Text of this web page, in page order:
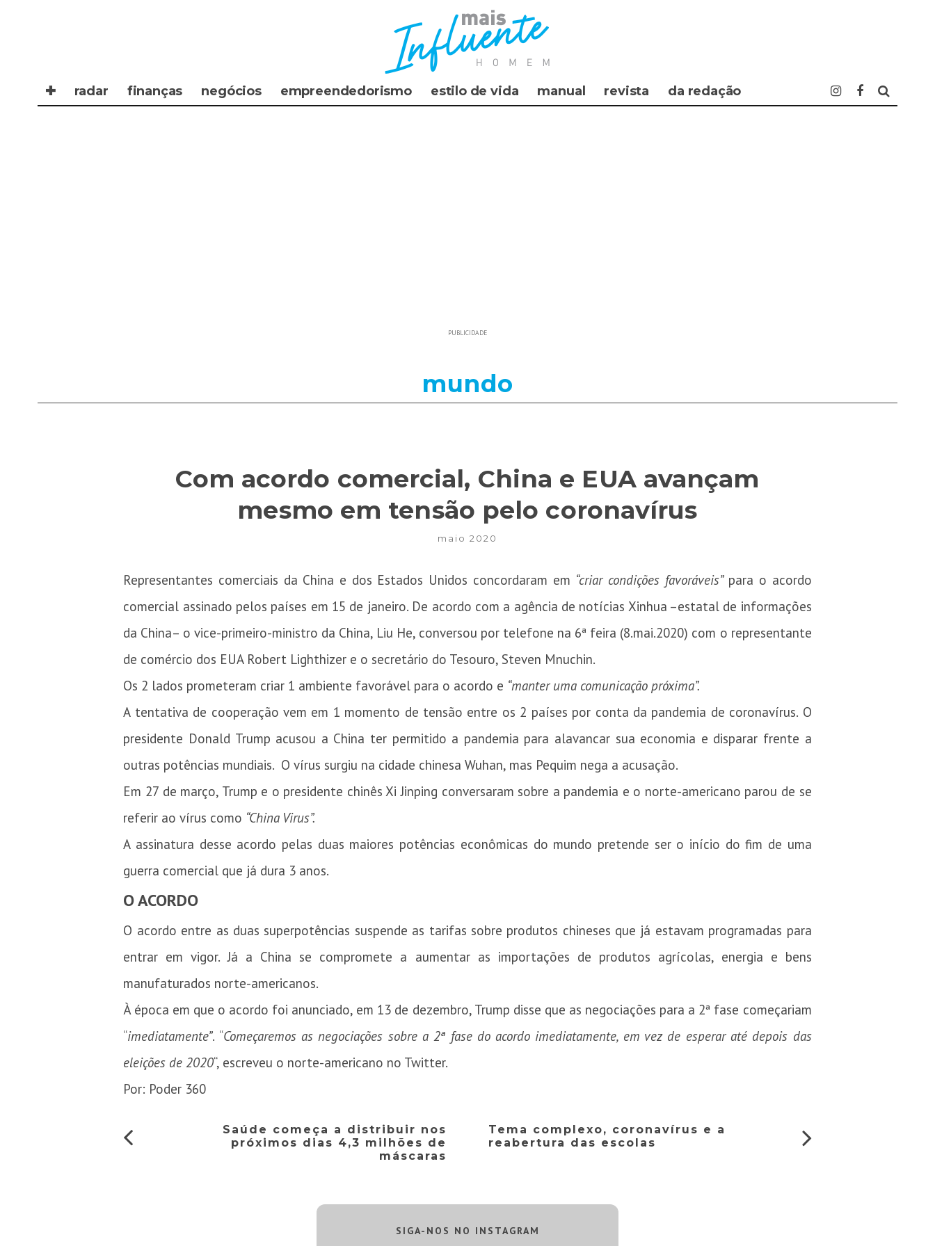
✚ radar finanças negócios empreendedorismo estilo de vida manual revista da redação
PUBLICIDADE
mundo
Com acordo comercial, China e EUA avançam
mesmo em tensão pelo coronavírus
maio 2020
Representantes comerciais da China e dos Estados Unidos concordaram em “criar condições favoráveis”para o acordo
comercial assinado pelos países em 15 de janeiro. De acordo com a agência de notícias Xinhua –estatal de informações
da China– o vice-primeiro-ministro da China, Liu He, conversou por telefone na 6ª feira (8.mai.2020) com o representante
de comércio dos EUA Robert Lighthizer e o secretário do Tesouro, Steven Mnuchin.
Os 2 lados prometeram criar 1 ambiente favorável para o acordo e “manter uma comunicação próxima”.
A tentativa de cooperação vem em 1 momento de tensão entre os 2 países por conta da pandemia de coronavírus. O
presidente Donald Trump acusou a China ter permitido a pandemia para alavancar sua economia e disparar frente a
outras potências mundiais. O vírus surgiu na cidade chinesa Wuhan, mas Pequim nega a acusação.
Em 27 de março, Trump e o presidente chinês Xi Jinping conversaram sobre a pandemia e o norte-americano parou de se
referir ao vírus como “China Virus”.
A assinatura desse acordo pelas duas maiores potências econômicas do mundo pretende ser o início do fim de uma
guerra comercial que já dura 3 anos.
O ACORDO
O acordo entre as duas superpotências suspende as tarifas sobre produtos chineses que já estavam programadas para
entrar em vigor. Já a China se compromete a aumentar as importações de produtos agrícolas, energia e bens
manufaturados norte-americanos.
À época em que o acordo foi anunciado, em 13 de dezembro, Trump disse que as negociações para a 2ª fase começariam
“imediatamente”. “Começaremos as negociações sobre a 2ª fase do acordo imediatamente, em vez de esperar até depois das
eleições de 2020“, escreveu o norte-americano no Twitter.
Por: Poder 360
Saúde começa a distribuir nos
próximos dias 4,3 milhões de
máscaras
Tema complexo, coronavírus e a
reabertura das escolas
SIGA-NOS NO INSTAGRAM